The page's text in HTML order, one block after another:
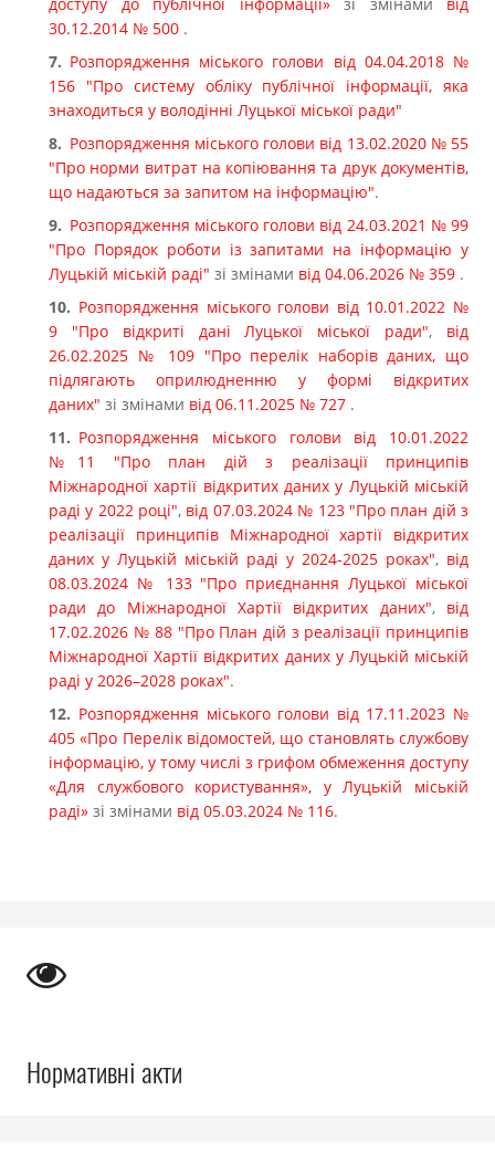
30.12.2014 № 500 .
Розпорядження міського голови від 04.04.2018 №
156 "Про систему обліку публічної інформації, яка
знаходиться у володінні Луцької міської ради"
Розпорядження міського голови від 13.02.2020 № 55
"Про норми витрат на копіювання та друк документів,
що надаються за запитом на інформацію".
Розпорядження міського голови від 24.03.2021 № 99
"Про Порядок роботи із запитами на інформацію у
Луцькій міській раді" зі змінами від 04.06.2026 № 359 .
Розпорядження міського голови від 10.01.2022 №
9 "Про відкриті дані Луцької міської ради", від
26.02.2025 № 109 "Про перелік наборів даних, що
підлягають оприлюдненню у формі відкритих
даних" зі змінами від 06.11.2025 № 727 .
Розпорядження міського голови
від 10.01.2022
№11 "Про план дій з реалізації принципів
Міжнародної хартії відкритих даних у Луцькій міській
раді у 2022 році", від 07.03.2024 № 123 "Про план дій з
реалізації принципів Міжнародної хартії відкритих
даних у Луцькій міській раді у 2024-2025 роках", від
08.03.2024 № 133 "Про приєднання Луцької міської
ради до Міжнародної Хартії відкритих даних", від
17.02.2026 № 88 "Про План дій з реалізації принципів
Міжнародної Хартії відкритих даних у Луцькій міській
раді у 2026–2028 роках".
Розпорядження міського голови від 17.11.2023 №
405 «Про Перелік відомостей, що становлять службову
інформацію, у тому числі з грифом обмеження доступу
«Для службового користування», у Луцькій міській
раді» зі змінами від 05.03.2024 № 116.
Нормативні акти